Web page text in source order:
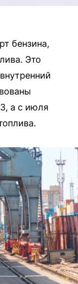
бензина,
Это
а с июля